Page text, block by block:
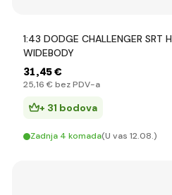
1:43 DODGE CHALLENGER SRT
WIDEBODY
31,45 €
25,16 € bez PDV-a
+ 31 bodova
Zadnja 4 komada(U vas 12.08.)